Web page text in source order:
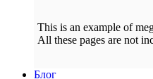
This is an example of
All these pages are not
Блог